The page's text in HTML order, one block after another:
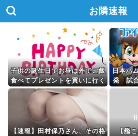
お隣速報
子供の誕生日でお昼は外でご飯
食べてプレゼントを買いに行く
予定。しかし出掛ける直前娘の
友達が来て一緒に連れて行くこ
日本ハ
発 試
【速報】田村保乃さん、その格
【艦